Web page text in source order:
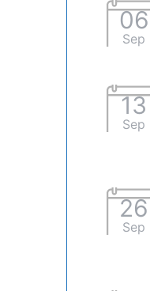
06
Sep
13
Sep
26
Sep